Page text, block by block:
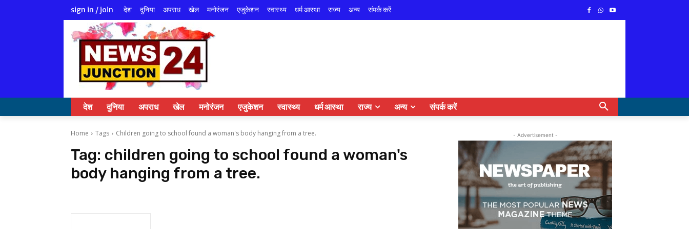
sign in / join देश दुनिया अपराध खेल मनोरंजन एजुकेशन स्वास्थ्य धर्म आस्था राज्य अन्य संपर्क करें
देश दुनिया अपराध खेल मनोरंजन एजुकेशन स्वास्थ्य धर्म आस्था राज्य अन्य संपर्क करें
Home Tags Children going to school found a woman's body hanging from a tree.
Tag: children going to school found a woman's
body hanging from a tree.
- Advertisement -